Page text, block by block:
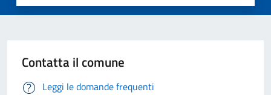
Contatta il comune
Leggi le domande frequenti